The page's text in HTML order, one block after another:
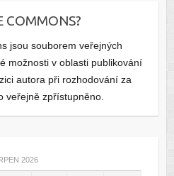
COMMONS?
jsou souborem veřejných
možnosti v oblasti publikování
autora při rozhodování za
veřejně zpřístupněno.
2026